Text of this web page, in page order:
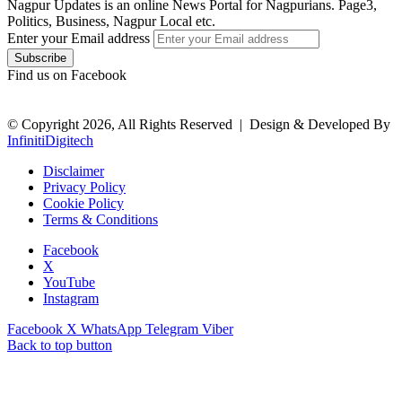
Nagpur Updates is an online News Portal for Nagpurians. Page3,
Politics, Business, Nagpur Local etc.
Enter your Email address
Find us on Facebook
© Copyright 2026, All Rights Reserved | Design & Developed By
InfinitiDigitech
Disclaimer
Privacy Policy
Cookie Policy
Terms & Conditions
Facebook
X
YouTube
Instagram
Facebook X WhatsApp Telegram Viber
Back to top button